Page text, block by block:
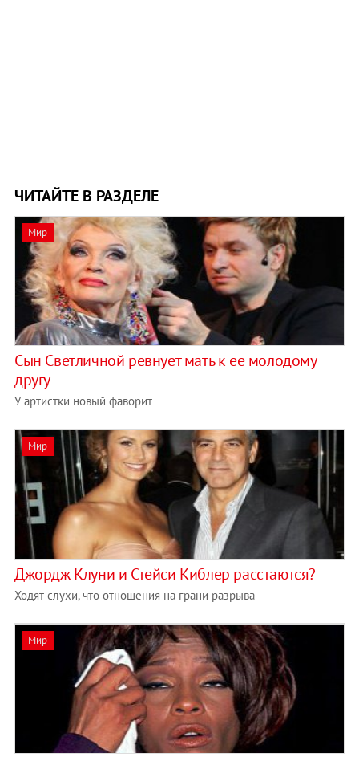
ЧИТАЙТЕ В РАЗДЕЛЕ
Мир
Сын Светличной ревнует мать к ее молодому
другу
У артистки новый фаворит
Мир
Джордж Клуни и Стейси Киблер расстаются?
Ходят слухи, что отношения на грани разрыва
Мир